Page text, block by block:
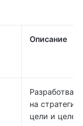
Описание
Разработване
на стратегия,
цели и